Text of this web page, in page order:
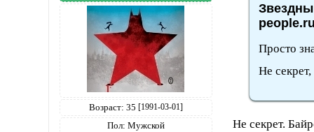
Возраст: 35 [1991-03-01]
Пол: Мужской
Просто
Не
Не секрет.